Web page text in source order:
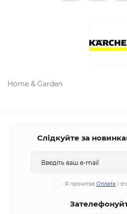
Home & Garden
Слідкуйте за
Я прочитав Оплата і